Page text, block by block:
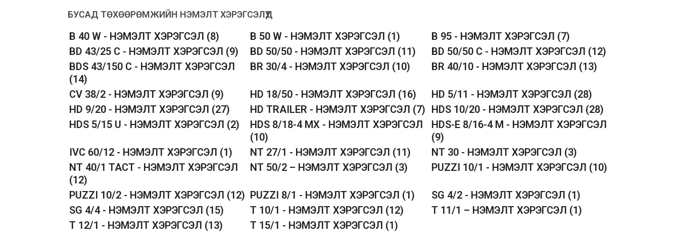
БУСАД ТӨХӨӨРӨМЖИЙН НЭМЭЛТ ХЭРЭГСЭЛҮҮД
B 40 W - НЭМЭЛТ ХЭРЭГСЭЛ (8) B 50 W - НЭМЭЛТ ХЭРЭГСЭЛ (1) B 95 - НЭМЭЛТ ХЭРЭГСЭЛ (7)
BD 43/25 C - НЭМЭЛТ ХЭРЭГСЭЛ (9) BD 50/50 - НЭМЭЛТ ХЭРЭГСЭЛ (11) BD 50/50 C - НЭМЭЛТ ХЭРЭГСЭЛ (12)
BDS 43/150 C - НЭМЭЛТ ХЭРЭГСЭЛ
(14)
BR 30/4 - НЭМЭЛТ ХЭРЭГСЭЛ (10) BR 40/10 - НЭМЭЛТ ХЭРЭГСЭЛ (13)
CV 38/2 - НЭМЭЛТ ХЭРЭГСЭЛ (9) HD 18/50 - НЭМЭЛТ ХЭРЭГСЭЛ (16) HD 5/11 - НЭМЭЛТ ХЭРЭГСЭЛ (28)
HD 9/20 - НЭМЭЛТ ХЭРЭГСЭЛ (27) HD TRAILER - НЭМЭЛТ ХЭРЭГСЭЛ (7) HDS 10/20 - НЭМЭЛТ ХЭРЭГСЭЛ (28)
HDS 5/15 U - НЭМЭЛТ ХЭРЭГСЭЛ (2)
HDS 8/18-4 MX - НЭМЭЛТ ХЭРЭГСЭЛ
(10)
HDS-E 8/16-4 M - НЭМЭЛТ ХЭРЭГСЭЛ
(9)
IVC 60/12 - НЭМЭЛТ ХЭРЭГСЭЛ (1) NT 27/1 - НЭМЭЛТ ХЭРЭГСЭЛ (11) NT 30 - НЭМЭЛТ ХЭРЭГСЭЛ (3)
NT 40/1 TACT - НЭМЭЛТ ХЭРЭГСЭЛ
(12)
NT 50/2 – НЭМЭЛТ ХЭРЭГСЭЛ (3) PUZZI 10/1 - НЭМЭЛТ ХЭРЭГСЭЛ (10)
PUZZI 10/2 - НЭМЭЛТ ХЭРЭГСЭЛ (12) PUZZI 8/1 - НЭМЭЛТ ХЭРЭГСЭЛ (1) SG 4/2 - НЭМЭЛТ ХЭРЭГСЭЛ (1)
SG 4/4 - НЭМЭЛТ ХЭРЭГСЭЛ (15) T 10/1 - НЭМЭЛТ ХЭРЭГСЭЛ (12) T 11/1 – НЭМЭЛТ ХЭРЭГСЭЛ (1)
T 12/1 - НЭМЭЛТ ХЭРЭГСЭЛ (13) T 15/1 - НЭМЭЛТ ХЭРЭГСЭЛ (1)